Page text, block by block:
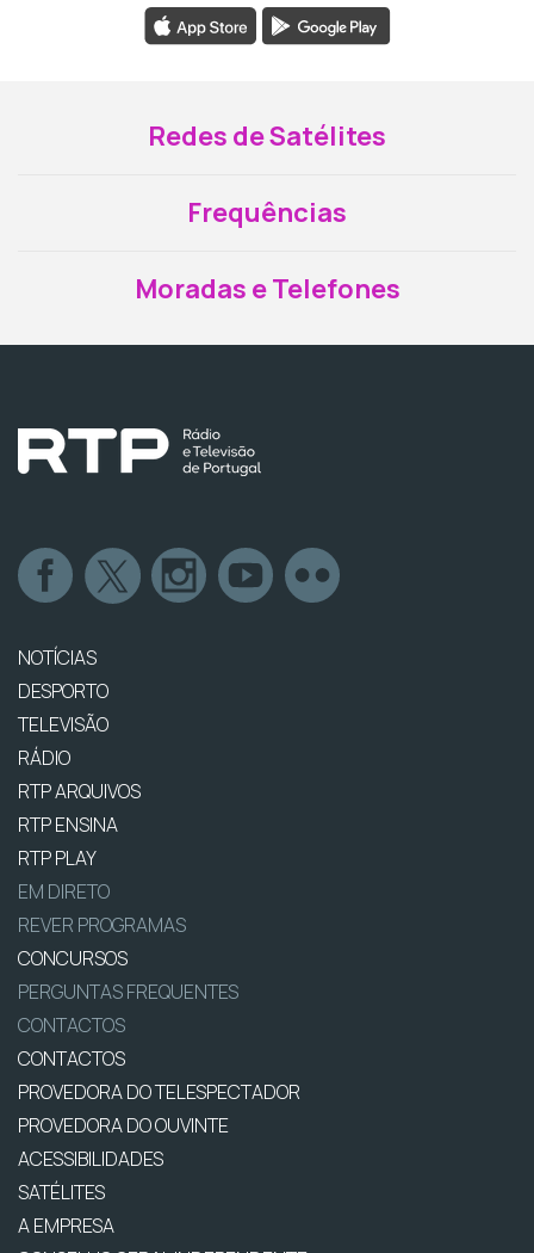
Redes de Satélites
Frequências
Moradas e Telefones
NOTÍCIAS
DESPORTO
TELEVISÃO
RÁDIO
RTP ARQUIVOS
RTP ENSINA
RTP PLAY
EM DIRETO
REVER PROGRAMAS
CONCURSOS
PERGUNTAS FREQUENTES
CONTACTOS
CONTACTOS
PROVEDORA DO TELESPECTADOR
PROVEDORA DO OUVINTE
ACESSIBILIDADES
SATÉLITES
A EMPRESA